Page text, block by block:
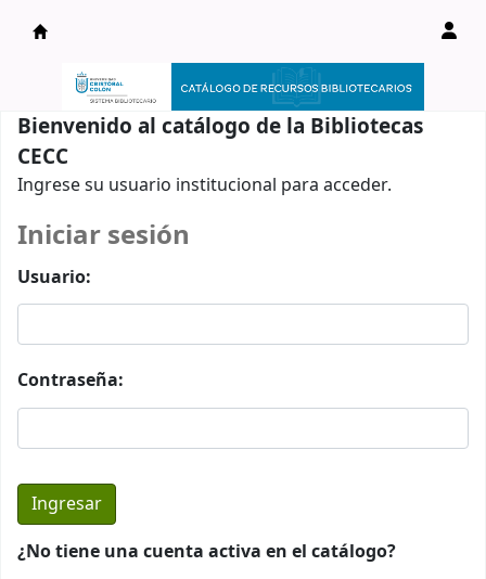
Catálogo en línea
Bienvenido al catálogo de la Bibliotecas
CECC
Ingrese su usuario institucional para acceder.
Iniciar sesión
Usuario:
Contraseña:
¿No tiene una cuenta activa en el catálogo?